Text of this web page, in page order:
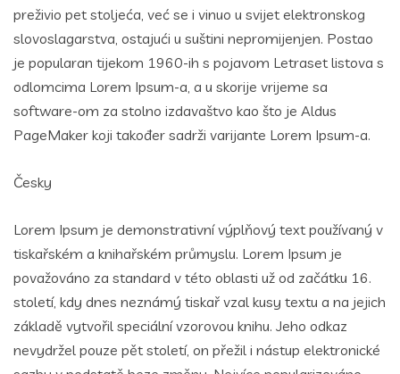
preživio pet stoljeća, već se i vinuo u svijet elektronskog
slovoslagarstva, ostajući u suštini nepromijenjen. Postao
je popularan tijekom 1960-ih s pojavom Letraset listova s
odlomcima Lorem Ipsum-a, a u skorije vrijeme sa
software-om za stolno izdavaštvo kao što je Aldus
PageMaker koji također sadrži varijante Lorem Ipsum-a.
Česky
Lorem Ipsum je demonstrativní výplňový text používaný v
tiskařském a knihařském průmyslu. Lorem Ipsum je
považováno za standard v této oblasti už od začátku 16.
století, kdy dnes neznámý tiskař vzal kusy textu a na jejich
základě vytvořil speciální vzorovou knihu. Jeho odkaz
nevydržel pouze pět století, on přežil i nástup elektronické